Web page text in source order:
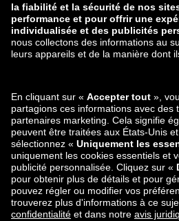
zalando-lounge.lt
zalando-lounge.ro
zalando-lounge.lu
zalando-lounge.lv
Retrouvez-nous
aussi sur